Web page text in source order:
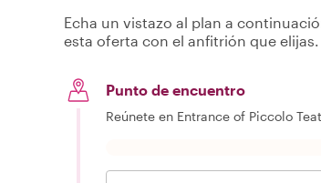
Echa un vistazo al plan a
esta oferta con el anfitrión que elijas.
Punto de encuentro
Reúnete en Entrance of Piccolo